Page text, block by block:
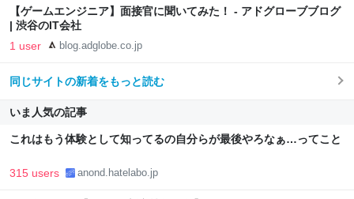
【ゲームエンジニア】面接官に聞いてみた！ - アドグローブブログ
| 渋谷のIT会社
1 user blog.adglobe.co.jp
同じサイトの新着をもっと読む
いま人気の記事
これはもう体験として知ってるの自分らが最後やろなぁ…ってこと
315 users anond.hatelabo.jp